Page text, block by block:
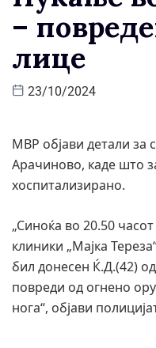
–
лице
23/10/2024
МВР објави детали за
Арачиново, каде што
хоспитализирано.
„Синоќа во 20.50
клиники „Мајка
бил донесен Ќ.Д.(42)
повреди од огнено
нога“, објави